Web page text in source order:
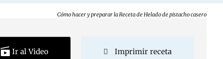
Cómo hacer y preparar la Receta de Helado de pistacho casero
Ir al Video Imprimir receta